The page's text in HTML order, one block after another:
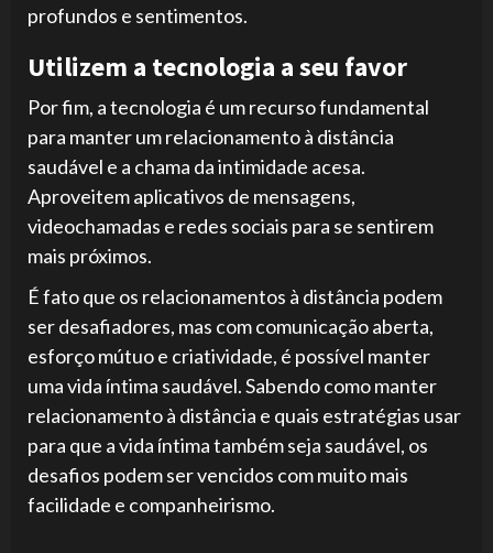
profundos e sentimentos.
Utilizem a tecnologia a seu favor
Por fim, a tecnologia é um recurso fundamental
para manter um relacionamento à distância
saudável e a chama da intimidade acesa.
Aproveitem aplicativos de mensagens,
videochamadas e redes sociais para se sentirem
mais próximos.
É fato que os relacionamentos à distância podem
ser desafiadores, mas com comunicação aberta,
esforço mútuo e criatividade, é possível manter
uma vida íntima saudável. Sabendo como manter
relacionamento à distância e quais estratégias usar
para que a vida íntima também seja saudável, os
desafios podem ser vencidos com muito mais
facilidade e companheirismo.